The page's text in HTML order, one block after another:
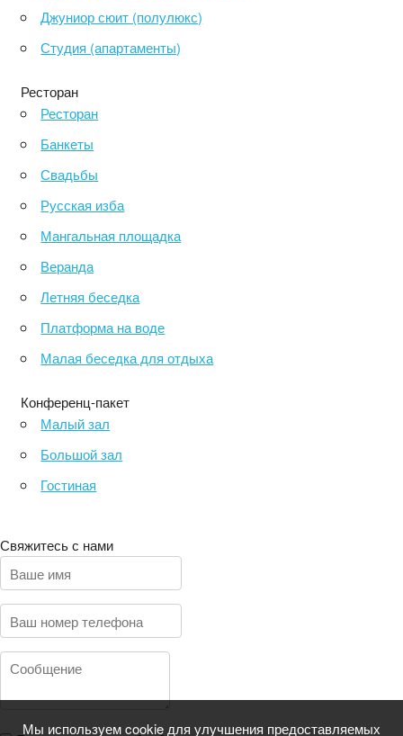
Джуниор сюит (полулюкс)
Студия (апартаменты)
Ресторан
Ресторан
Банкеты
Свадьбы
Русская изба
Мангальная площадка
Веранда
Летняя беседка
Платформа на воде
Малая беседка для отдыха
Конференц-пакет
Малый зал
Большой зал
Гостиная
Свяжитесь с нами
Мы используем cookie для улучшения предоставляемых